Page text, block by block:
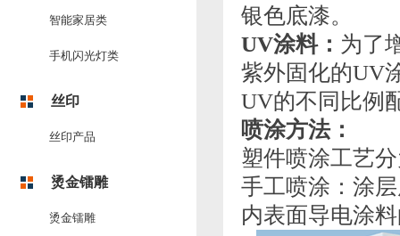
智能家居类
手机闪光灯类
丝印
丝印产品
烫金镭雕
烫金镭雕
银色底漆。
UV涂料： 为了
紫外固化的UV
UV的不同比例
喷涂方法：
塑件喷涂工艺
手工喷涂：涂
内表面导电涂